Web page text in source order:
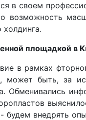
в своем
возможность
площадкой в
в рамках
может быть, за
Обменивались
внедрять